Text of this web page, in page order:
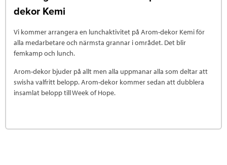
dekor Kemi
Vi kommer arrangera en lunchaktivitet på Arom-dekor Kemi för
alla medarbetare och närmsta grannar i området. Det blir
femkamp och lunch.
Arom-dekor bjuder på allt men alla uppmanar alla som deltar att
swisha valfritt belopp. Arom-dekor kommer sedan att dubblera
insamlat belopp till Week of Hope.